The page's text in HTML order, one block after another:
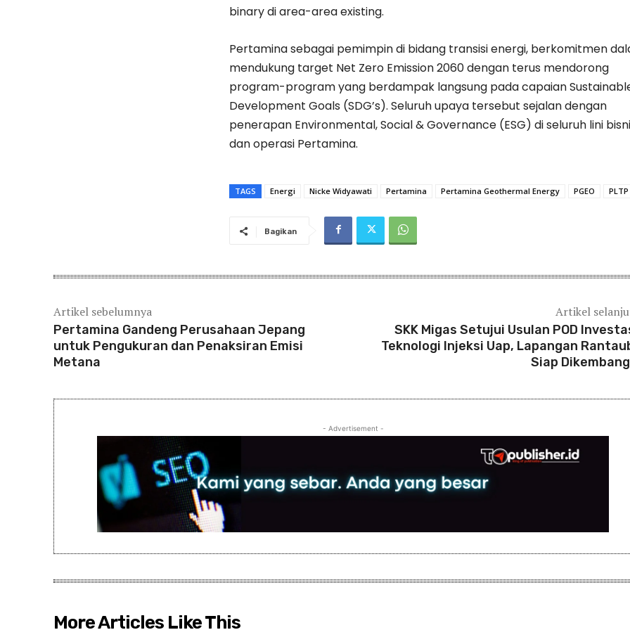
binary di area-area existing.
Pertamina sebagai pemimpin di bidang transisi energi, berkomitmen
mendukung target Net Zero Emission 2060 dengan terus mendorong
program-program yang berdampak langsung pada capaian
Development Goals (SDG’s). Seluruh upaya tersebut sejalan dengan
penerapan Environmental, Social & Governance (ESG) di seluruh lini
dan operasi Pertamina.
TAGS Energi Nicke Widyawati Pertamina Pertamina Geothermal Energy PGEO PLTP
Bagikan
Artikel sebelumnya
Pertamina Gandeng Perusahaan Jepang
untuk Pengukuran dan Penaksiran Emisi
Metana
Artikel
SKK Migas Setujui Usulan POD
Teknologi Injeksi Uap, Lapangan
Siap
- Advertisement -
More Articles Like This